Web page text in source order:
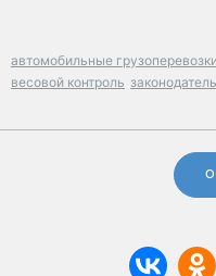
автомобильные грузоперевозки
весовой контроль